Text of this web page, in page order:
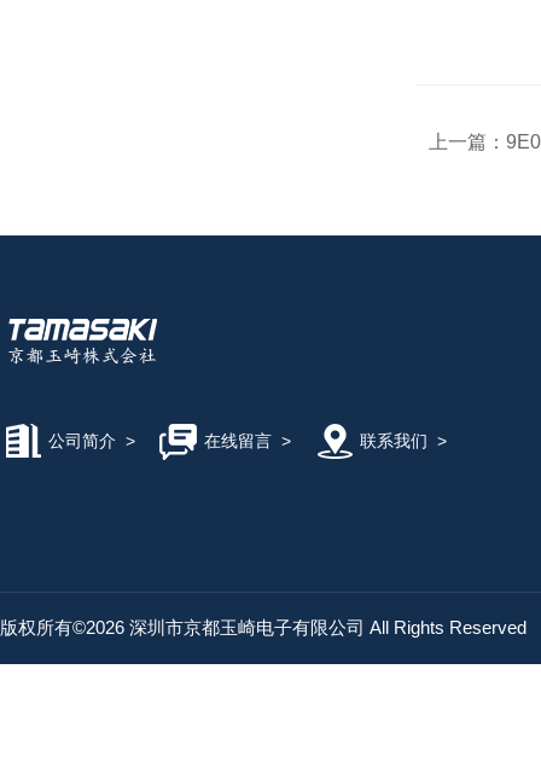
上一篇：
公司简介 > 在线留言> 联系我们 >
版权所有©2026 深圳市京都玉崎电子有限公司 All Rights Reserved